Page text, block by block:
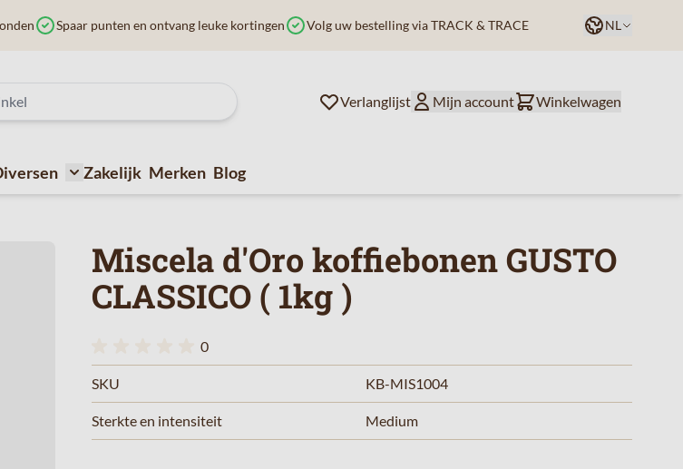
Spaar punten en ontvang leuke kortingen Volg uw bestelling via TRACK & TRACE TaalNL
Verlanglijst Mijn account Winkelwagen
koffiesubmenu for Koffietoebehoren
Toggle submenu for Diversen
Zakelijk Merken Blog
Miscela d'Oro koffiebonen GUSTO
CLASSICO ( 1kg )
0
SKU KB-MIS1004
Sterkte en intensiteit Medium